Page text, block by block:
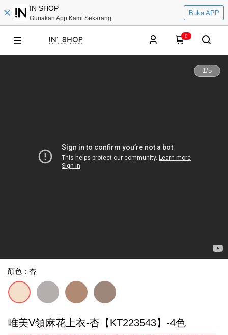
IN SHOP
Gunakan App Kami Sekarang
Buka APP
0
1/5
顏色：杏
唯美V領麻花上衣-杏【KT223543】-4色